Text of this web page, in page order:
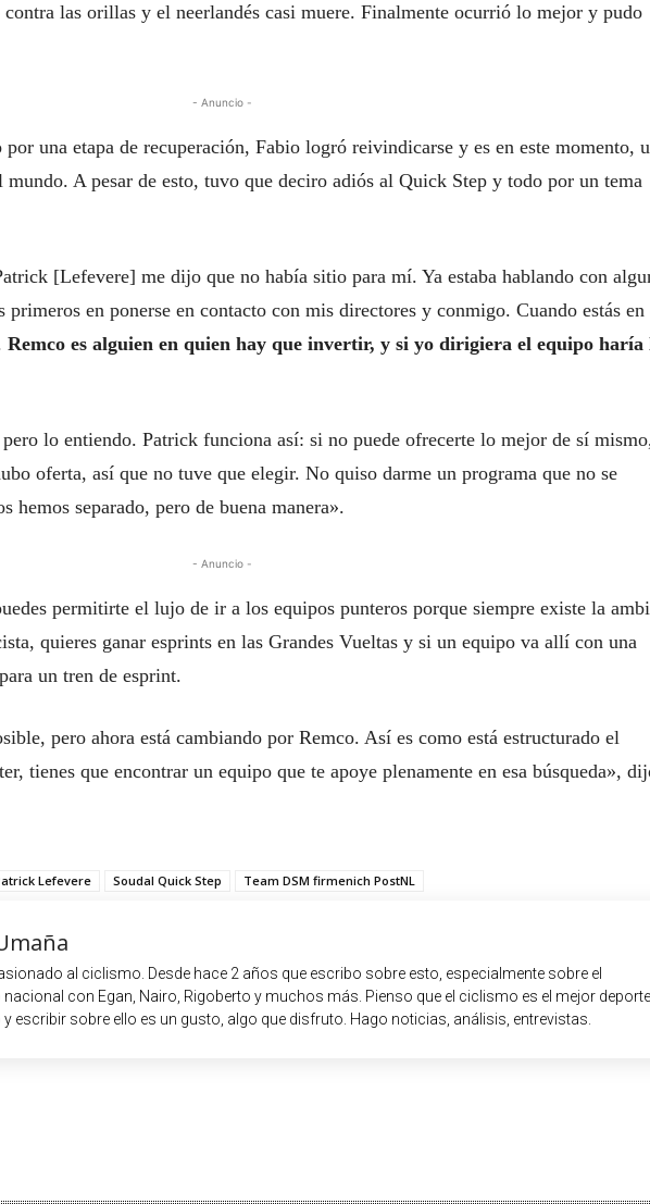
las orillas y el neerlandés casi muere. Finalmente ocurrió lo mejor y pudo
- Anuncio -
por una etapa de recuperación, Fabio logró reivindicarse y es en este momento,
mundo. A pesar de esto, tuvo que deciro adiós al Quick Step y todo por un tema
[Lefevere] me dijo que no había sitio para mí. Ya estaba hablando con
en ponerse en contacto con mis directores y conmigo. Cuando estás en
Remco es alguien en quien hay que invertir, y si yo dirigiera el equipo haría
lo entiendo. Patrick funciona así: si no puede ofrecerte lo mejor de sí
oferta, así que no tuve que elegir. No quiso darme un programa que no se
hemos separado, pero de buena manera».
- Anuncio -
permitirte el lujo de ir a los equipos punteros porque siempre existe la
quieres ganar esprints en las Grandes Vueltas y si un equipo va allí con una
un tren de esprint.
pero ahora está cambiando por Remco. Así es como está estructurado el
tienes que encontrar un equipo que te apoye plenamente en esa búsqueda»,
Lefevere Soudal Quick Step Team DSM firmenich PostNL
al ciclismo. Desde hace 2 años que escribo sobre esto, especialmente sobre el
con Egan, Nairo, Rigoberto y muchos más. Pienso que el ciclismo es el mejor deporte
y escribir sobre ello es un gusto, algo que disfruto. Hago noticias, análisis, entrevistas.